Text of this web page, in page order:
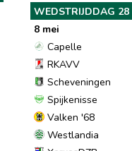
WEDSTRIJDDAG 28
8 mei
Capelle
RKAVV
Scheveningen
Spijkenisse
Valken '68
Westlandia